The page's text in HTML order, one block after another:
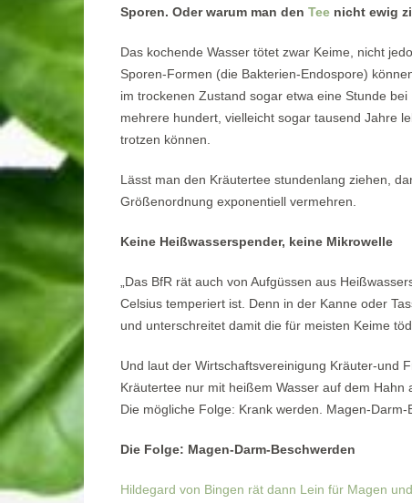
Sporen. Oder warum man den Tee nicht ewig
Das kochende Wasser tötet zwar Keime, nicht
Sporen-Formen (die Bakterien-Endospore)
im trockenen Zustand sogar etwa eine Stunde
mehrere hundert, vielleicht sogar tausend Jahre
trotzen können.
Lässt man den Kräutertee stundenlang ziehen,
Größenordnung exponentiell vermehren.
Keine Heißwasserspender, keine Mikrowelle
„Das BfR rät auch von Aufgüssen aus
Celsius temperiert ist. Denn in der Kanne oder
und unterschreitet damit die für meisten Keime
Und laut der Wirtschaftsvereinigung Kräuter-und
Kräutertee nur mit heißem Wasser auf dem
Die mögliche Folge: Krank werden. Magen-Darm-
Die Folge: Magen-Darm-Beschwerden
Hildegard von Bingen rät dann Lein für Magen